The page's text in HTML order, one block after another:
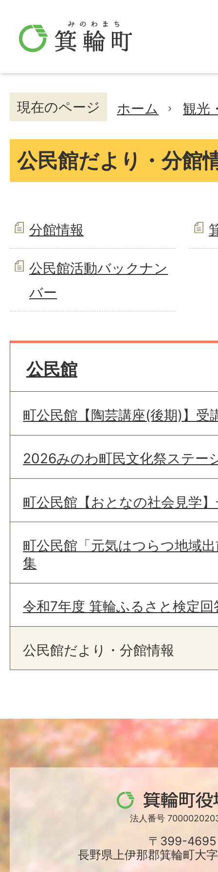
現在のページ ホーム 観光
公民館だより・分館
分館情報
公民館活動バックナン
バー
公民館
町公民館【陶芸講座(後期)】受
2026みのわ町民文化祭ステー
町公民館【おとなの社会見学
町公民館「元気はつらつ地域
集
令和7年度 箕輪ふるさと検定回
公民館だより・分館情報
箕
輪
役
法人番号
〒399-4695
長野県上伊那郡箕輪町大